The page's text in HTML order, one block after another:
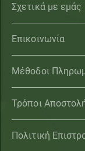
Σχετικά με εμάς
Επικοινωνία
Μέθοδοι
Τρόποι
Πολιτική